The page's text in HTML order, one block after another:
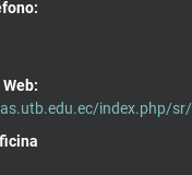
Web:
index.php/sr/